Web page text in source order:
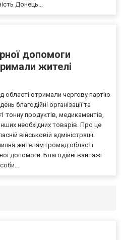
Донець...
допомоги
жителі
області отримали чергову партію
благодійні організації та
тонну продуктів, медикаментів,
необхідних товарів. Про це
військовій адміністрації.
жителям громад області
допомоги. Благодійні вантажі